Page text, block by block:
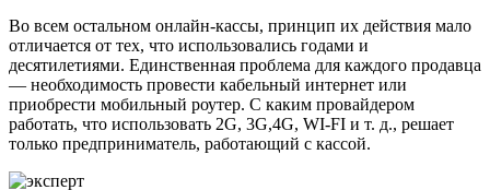
Во всем остальном онлайн-кассы, принцип их действия мало
отличается от тех, что использовались годами и
десятилетиями. Единственная проблема для каждого продавца
— необходимость провести кабельный интернет или
приобрести мобильный роутер. С каким провайдером
работать, что использовать 2G, 3G,4G, WI-FI и т. д., решает
только предприниматель, работающий с кассой.